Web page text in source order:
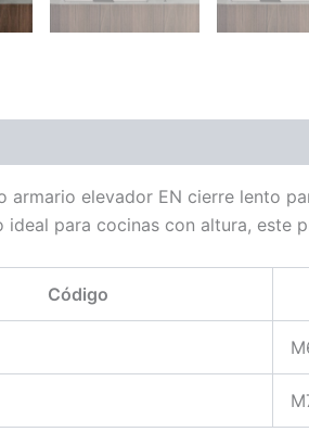
armario elevador EN cierre lento
ideal para cocinas con altura,
Código